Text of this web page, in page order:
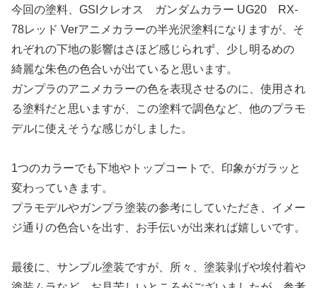
今回の塗料、GSIクレオス ガンダムカラー UG20 RX-
78レッド Verアニメカラーの半光沢塗料になりますが、そ
れぞれの下地の影響はさほど感じられず、少し明るめの
綺麗な朱色の色合いが出ていると思います。
ガンプラのアニメカラーの色を表現させるのに、使用され
る塗料だと思いますが、この塗料で調色など、他のプラモ
デルに使えそうな感じがしました。
1つのカラーでも下地やトップコートで、印象がガラッと
変わっていきます。
プラモデルやガンプラ塗装の参考にしていただき、イメー
ジ通りの色合いを出す、お手伝いが出来れば嬉しいです。
最後に、サンプル塗装ですが、所々、塗装剥げや埃付着や